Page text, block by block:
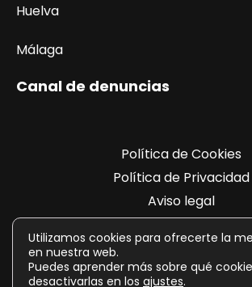
Huelva
Málaga
Canal de denuncias
Política de Cookies
Política de Privacidad
Aviso legal
Registro de
Utilizamos cookies para ofrecerte la
en nuestra web.
Puedes aprender más sobre qué
desactivarlas en los ajustes.